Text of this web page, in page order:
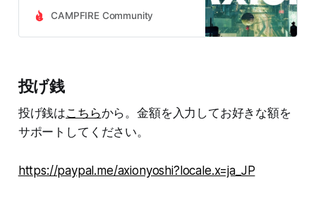
調査と分析によって信頼度の高い情
性を担保するため支援を募っていま
CAMPFIRE Community
投げ銭
投げ銭はこちらから。金額を入力してお好きな額を
サポートしてください。
https://paypal.me/axionyoshi?locale.x=ja_JP